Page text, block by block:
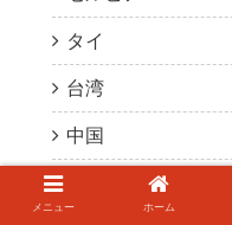
タイ
台湾
中国
メニュー ホーム